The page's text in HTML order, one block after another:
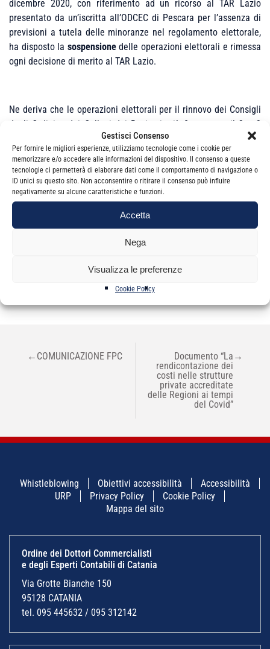
Gestisci Consenso
Per fornire le migliori esperienze, utilizziamo tecnologie come i cookie per
memorizzare e/o accedere alle informazioni del dispositivo. Il consenso a queste
tecnologie ci permetterà di elaborare dati come il comportamento di navigazione o
ID unici su questo sito. Non acconsentire o ritirare il consenso può influire
negativamente su alcune caratteristiche e funzioni.
Accetta
Nega
Visualizza le preferenze
Cookie Policy
dicembre 2020, con riferimento ad un ricorso al TAR Lazio
presentato da un’iscritta all’ODCEC di Pescara per l’assenza di
previsioni a tutela delle minoranze nel regolamento elettorale,
ha disposto la sospensionedelle operazioni elettorali e rimessa
ogni decisione di merito al TAR Lazio.
Ne deriva che le operazioni elettorali per il rinnovo dei Consigli
degli Ordini e dei Collegi dei Revisori, già fissate per il 2 e 3
sospesein attesa delle determinazioni del
TAR Lazio.
NAVIGAZIONE
ARTICOLI
← COMUNICAZIONE FPC
Documento “La
rendicontazione dei
costi nelle strutture
private accreditate
delle Regioni ai tempi
del Covid”
→
Whistleblowing Obiettivi accessibilità
Accessibilità
URP
Privacy Policy
Cookie Policy
Mappa del sito
Ordine dei Dottori Commercialisti
e degli Esperti Contabili di Catania
Via Grotte Bianche 150
95128 CATANIA
tel. 095 445632 / 095 312142